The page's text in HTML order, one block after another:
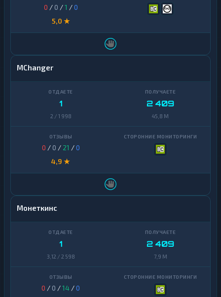
0 / 0 /1 /0
5,0 ★
MChanger
1
2 / 1 998
2 409
45,8 M
0 / 0 / 21 /0
4,9 ★
Монеткинс
1
3,12 / 2 598
2 409
7,9 M
0 / 0 /14 /0